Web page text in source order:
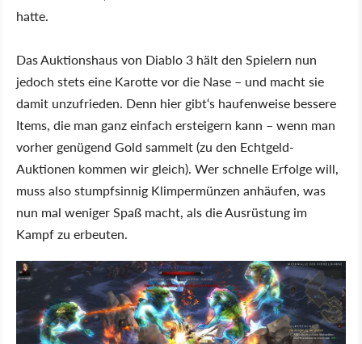
hatte.
Das Auktionshaus von Diablo 3 hält den Spielern nun
jedoch stets eine Karotte vor die Nase – und macht sie
damit unzufrieden. Denn hier gibt‘s haufenweise bessere
Items, die man ganz einfach ersteigern kann – wenn man
vorher genügend Gold sammelt (zu den Echtgeld-
Auktionen kommen wir gleich). Wer schnelle Erfolge will,
muss also stumpfsinnig Klimpermünzen anhäufen, was
nun mal weniger Spaß macht, als die Ausrüstung im
Kampf zu erbeuten.